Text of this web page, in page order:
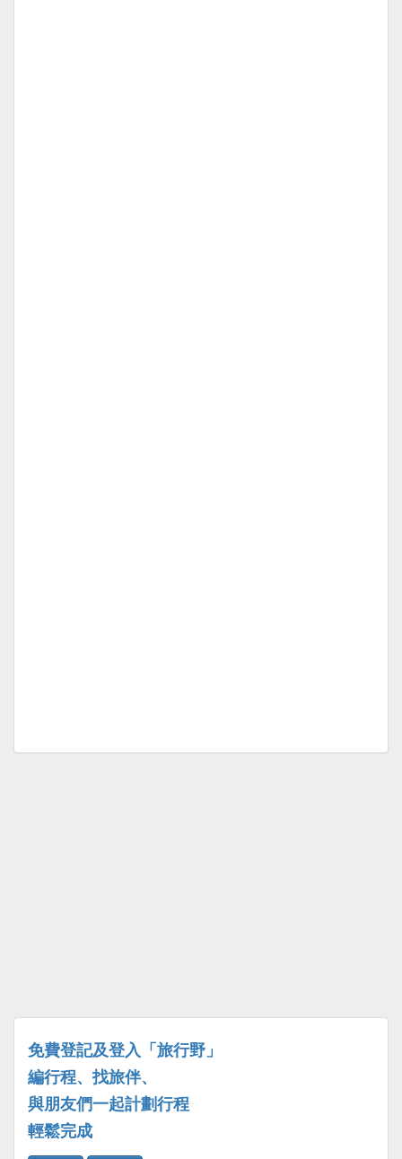
免費登記及登入「旅行野」
編行程、找旅伴、
與朋友們一起計劃行程
輕鬆完成